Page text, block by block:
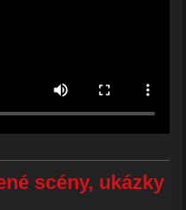
scény, ukázky